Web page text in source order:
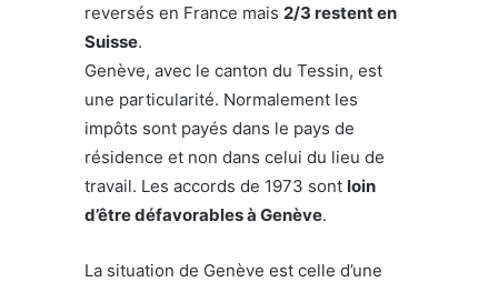
reversés en France mais 2/3 restent en
Suisse.
Genève, avec le canton du Tessin, est
une particularité. Normalement les
impôts sont payés dans le pays de
résidence et non dans celui du lieu de
travail. Les accords de 1973 sont loin
d’être défavorables à Genève.
La situation de Genève est celle d’une